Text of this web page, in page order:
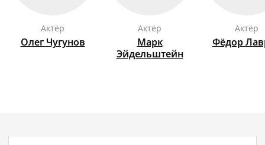
актёр
Олег Чугунов
актёр
Марк
Эйдельштейн
актёр
Фёдор